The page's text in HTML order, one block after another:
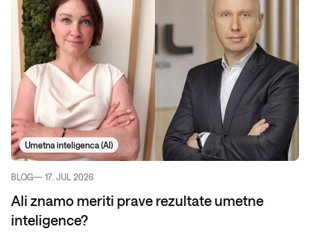
Umetna inteligenca (AI)
BLOG 17. JUL 2026
Ali znamo meriti prave rezultate umetne
inteligence?